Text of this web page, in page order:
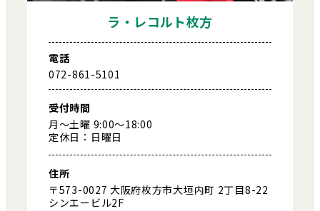
ラ・レコルト枚方
電話
072-861-5101
受付時間
月～土曜 9:00～18:00
定休日：日曜日
住所
〒573-0027 大阪府枚方市大垣内町 2丁目8-22
シンエービル2F